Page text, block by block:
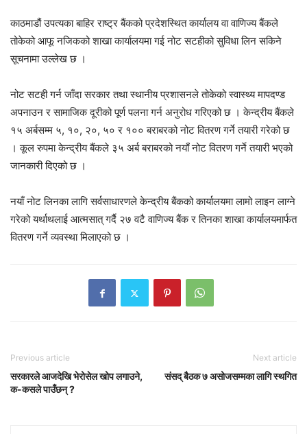
काठमाडौं उपत्यका बाहिर राष्ट्र बैंकको प्रदेशस्थित कार्यालय वा वाणिज्य बैंकले
तोकेको आफू नजिकको शाखा कार्यालयमा गई नोट सटहीको सुविधा लिन सकिने
सूचनामा उल्लेख छ ।
नोट सटही गर्न जाँदा सरकार तथा स्थानीय प्रशासनले तोकेको स्वास्थ्य मापदण्ड
अपनाउन र सामाजिक दूरीको पूर्ण पलना गर्न अनुरोध गरिएको छ । केन्द्रीय बैंकले
१५ अर्बसम्म ५, १०, २०, ५० र १०० बराबरको नोट वितरण गर्ने तयारी गरेको छ
। कूल रुपमा केन्द्रीय बैंकले ३५ अर्ब बराबरको नयाँ नोट वितरण गर्ने तयारी भएको
जानकारी दिएको छ ।
नयाँ नोट लिनका लागि सर्वसाधारणले केन्द्रीय बैंकको कार्यालयमा लामो लाइन लाग्ने
गरेको यर्थाथलाई आत्मसात् गर्दै २७ वटै वाणिज्य बैंक र तिनका शाखा कार्यालयमार्फत
वितरण गर्ने व्यवस्था मिलाएको छ ।
Previous article
सरकारले आजदेखि भेरोसेल खोप लगाउने,
क-कसले पाउँछन् ?
Next article
संसद् बैठक ७ असोजसम्मका लागि स्थगित